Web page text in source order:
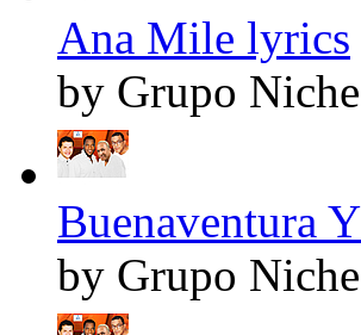
Ana Mile lyrics
by Grupo Niche
Buenaventura
by Grupo Niche